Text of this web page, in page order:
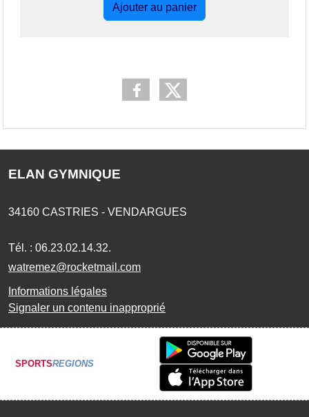
Ajouter au panier
ELAN GYMNIQUE
34160 CASTRIES - VENDARGUES
Tél. : 06.23.02.14.32.
watremez@rocketmail.com
Informations légales
Signaler un contenu inapproprié
SPORTSREGIONS